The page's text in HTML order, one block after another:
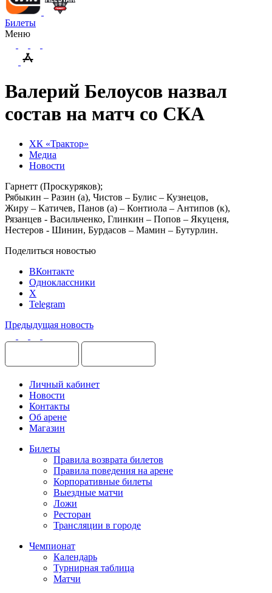
Билеты
Меню
Валерий Белоусов назвал
состав на матч со СКА
ХК «Трактор»
Медиа
Новости
Гарнетт (Проскуряков);
Рябыкин – Разин (а), Чистов – Булис – Кузнецов,
Жиру – Катичев, Панов (а) – Контиола – Антипов (к),
Рязанцев - Васильченко, Глинкин – Попов – Якуценя,
Нестеров - Шинин, Бурдасов – Мамин – Бутурлин.
Поделиться новостью
ВКонтакте
Одноклассники
X
Telegram
Предыдущая новость
Личный кабинет
Новости
Контакты
Об арене
Магазин
Билеты
Правила возврата билетов
Правила поведения на арене
Корпоративные билеты
Выездные матчи
Ложи
Ресторан
Трансляции в городе
Чемпионат
Календарь
Турнирная таблица
Матчи